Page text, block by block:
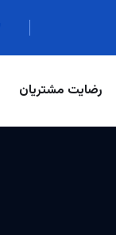
رضایت مشتریان